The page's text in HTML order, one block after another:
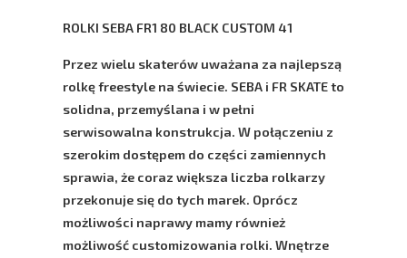
ROLKI SEBA FR1 80 BLACK CUSTOM 41
Przez wielu skaterów uważana za najlepszą
rolkę freestyle na świecie. SEBA i FR SKATEto
solidna, przemyślana i w pełni
serwisowalna konstrukcja. W połączeniu z
szerokim dostępem do części zamiennych
sprawia, że coraz większa liczba rolkarzy
przekonuje się do tych marek. Oprócz
możliwości naprawy mamy również
możliwość customizowania rolki. Wnętrze